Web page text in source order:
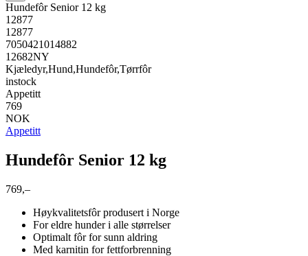
Hundefôr Senior 12 kg
12877
12877
7050421014882
12682NY
Kjæledyr,Hund,Hundefôr,Tørrfôr
instock
Appetitt
769
NOK
Appetitt
Hundefôr Senior 12 kg
769,–
Høykvalitetsfôr produsert i Norge
For eldre hunder i alle størrelser
Optimalt fôr for sunn aldring
Med karnitin for fettforbrenning